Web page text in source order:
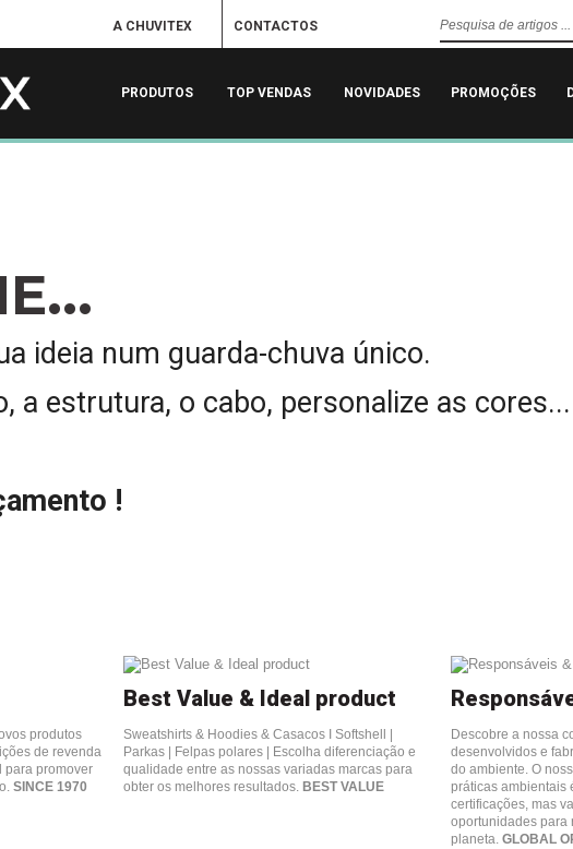
A CHUVITEX CONTACTOS
PRODUTOS TOP VENDAS NOVIDADES PROMOÇÕES
ideia num guarda-chuva único.
a estrutura, o cabo, personalize as cores...
!
produtos
de revenda
para promover
SINCE 1970
Best Value & Ideal product
Sweatshirts & Hoodies & Casacos I Softshell |
Parkas | Felpas polares | Escolha diferenciação e
qualidade entre as nossas variadas marcas para
obter os melhores resultados. BEST VALUE
Descobre a nossa
desenvolvidos e
do ambiente. O
práticas ambientais
certificações, mas
oportunidades para
planeta. GLOBAL